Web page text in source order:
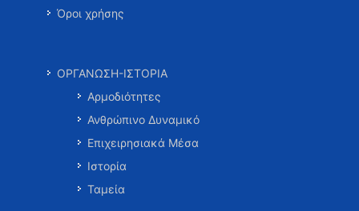
Όροι χρήσης
ΟΡΓΑΝΩΣΗ-ΙΣΤΟΡΙΑ
Αρμοδιότητες
Ανθρώπινο Δυναμικό
Επιχειρησιακά Μέσα
Ιστορία
Ταμεία